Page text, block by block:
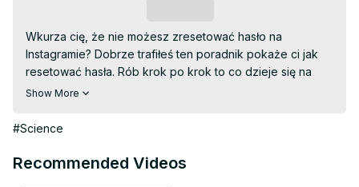
Wkurza cię, że nie możesz zresetować hasło na
Instagramie? Dobrze trafiłeś ten poradnik pokaże ci jak
resetować hasła. Rób krok po krok to co dzieje się na
ekranie, a bez problemu uda ci się to zrobić. Miłego
Wejdź na naszą stronę:
subskrypcję na naszym kanale. Na naszej stornie podanej
Show More
#Science
Recommended Videos